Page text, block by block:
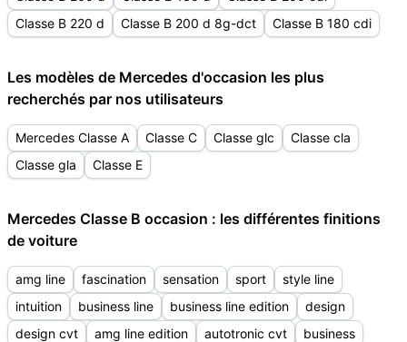
Classe B 220 d
Classe B 200 d 8g-dct Classe B 180 cdi
Les modèles de Mercedes d'occasion les plus
recherchés par nos utilisateurs
Mercedes Classe A Classe C Classe glc
Classe cla
Classe gla
Classe E
Mercedes Classe B occasion : les différentes finitions
de voiture
amg line fascination sensation sport
style line
intuition
business line business line edition
design
design cvt
amg line edition autotronic cvt
business